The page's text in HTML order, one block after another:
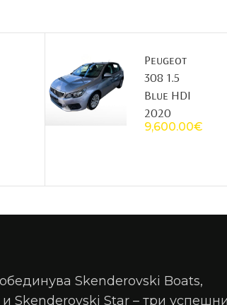
Peugeot
308 1.5
Blue HDI
2020
9,600.00€
Skenderovski Boats,
Skenderovski Star – три успешни